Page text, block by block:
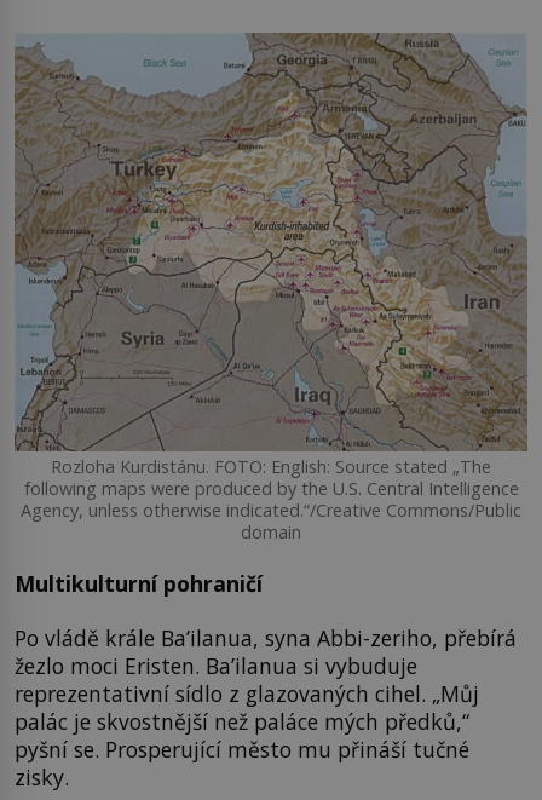
Rozloha Kurdistánu. FOTO: English: Source stated „The
following maps were produced by the U.S. Central Intelligence
Agency, unless otherwise indicated.“/Creative Commons/Public
domain
Multikulturní pohraničí
Po vládě krále Ba’ilanua, syna Abbi-zeriho, přebírá
žezlo moci Eristen. Ba’ilanua si vybuduje
reprezentativní sídlo z glazovaných cihel. „Můj
palác je skvostnější než paláce mých předků,“
pyšní se. Prosperující město mu přináší tučné
zisky.